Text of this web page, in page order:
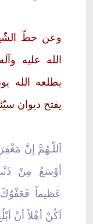
وعن خطّ
الله عليه
يطلعه الله
يفتح ديوان
اَللّـهُمَّ إنَّ
أوْسَعُ مِنْ
عَظيماً
اَكُنْ أهْلاً أنْ